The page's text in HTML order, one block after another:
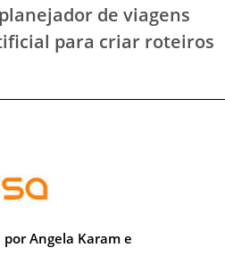
de viagens
para criar roteiros
por Angela Karam e